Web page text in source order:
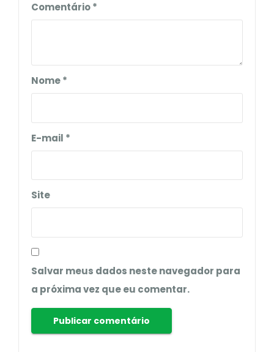
Comentário*
Nome*
E-mail *
Site
Salvar meus dados neste navegador para
a próxima vez que eu comentar.